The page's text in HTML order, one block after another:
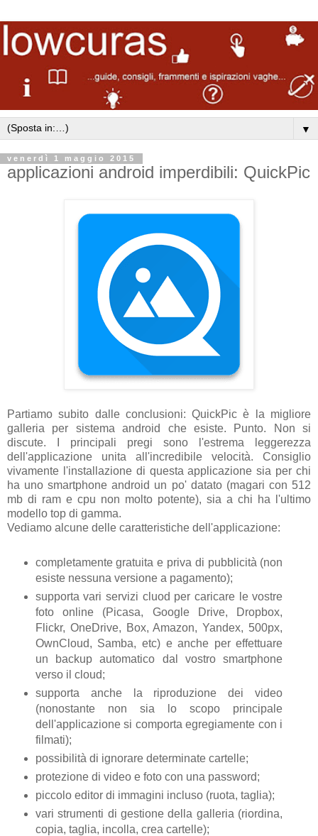
▼
venerdì 1 maggio 2015
applicazioni android imperdibili: QuickPic
Partiamo subito dalle conclusioni: QuickPic è la migliore
galleria per sistema android che esiste. Punto. Non si
discute. I principali pregi sono l'estrema leggerezza
dell'applicazione unita all'incredibile velocità. Consiglio
vivamente l'installazione di questa applicazione sia per chi
ha uno smartphone android un po' datato (magari con 512
mb di ram e cpu non molto potente), sia a chi ha l'ultimo
modello top di gamma.
Vediamo alcune delle caratteristiche dell'applicazione:
completamente gratuita e priva di pubblicità (non
esiste nessuna versione a pagamento);
supporta vari servizi cluod per caricare le vostre
foto online (Picasa, Google Drive, Dropbox,
Flickr, OneDrive, Box, Amazon, Yandex, 500px,
OwnCloud, Samba, etc) e anche per effettuare
un backup automatico dal vostro smartphone
verso il cloud;
supporta anche la riproduzione dei video
(nonostante non sia lo scopo principale
dell'applicazione si comporta egregiamente con i
filmati);
possibilità di ignorare determinate cartelle;
protezione di video e foto con una password;
piccolo editor di immagini incluso (ruota, taglia);
vari strumenti di gestione della galleria (riordina,
copia, taglia, incolla, crea cartelle);